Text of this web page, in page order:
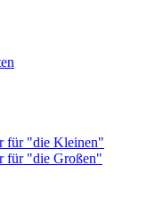
für "die Kleinen"
für "die Großen"